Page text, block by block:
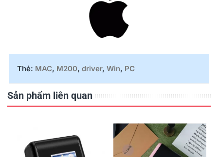
Thẻ: MAC, M200, driver, Win, PC
Sản phẩm liên quan